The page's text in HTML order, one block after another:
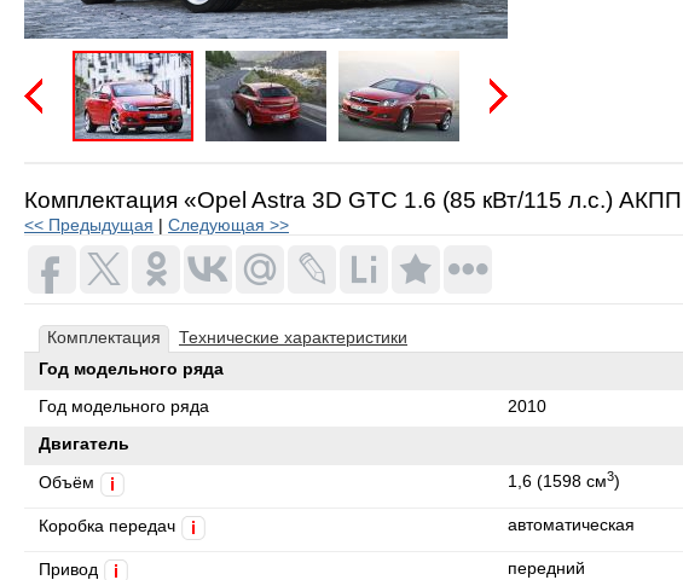
Комплектация «Opel Astra 3D GTC 1.6 (85 кВт/115 л.с.)
<< Предыдущая Следующая >>
Комплектация
Технические характеристики
Год модельного ряда
Год модельного ряда 2010
Двигатель
Объём 1,6 (1598 см3)
Коробка передач автоматическая
Привод передний